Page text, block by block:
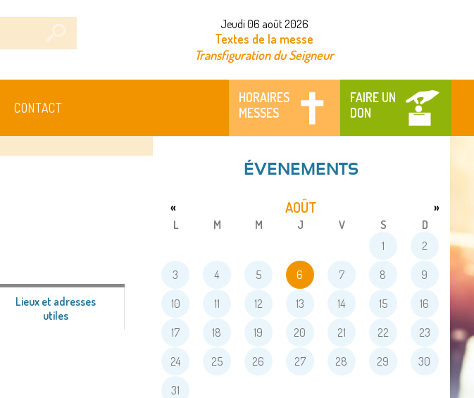
Jeudi 06 août 2026
Textes de la messe
Transfiguration du Seigneur
HORAIRES
MESSES
FAIRE UN
DON
CONTACT
Lieux et adresses
utiles
ÉVENEMENTS
AOÛT
« »
L M M J V S
D
1
2
3 4 5 6 7 8 9
10 11 12 13 14 15 16
17 18 19 20 21 22 23
24 25 26 27 28 29 30
31